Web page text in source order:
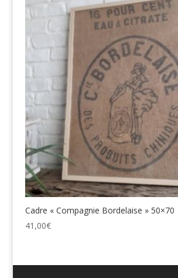
Cadre « Compagnie Bordelaise » 50×70
41,00€